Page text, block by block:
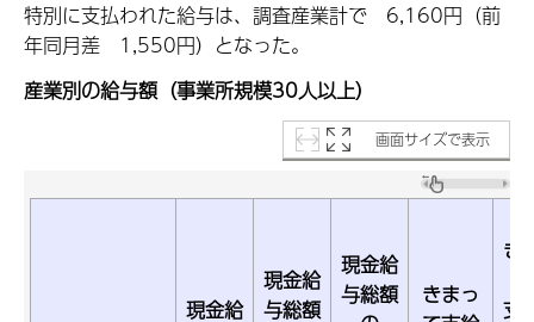
特別に支払われた給与は、調査産業計で 6,160円（前
年同月差 1,550円）となった。
産業別の給与額（事業所規模30人以上）
画面サイズで表示
現金給
現金給
与総額
現金給
与総額
きまっ
き
支